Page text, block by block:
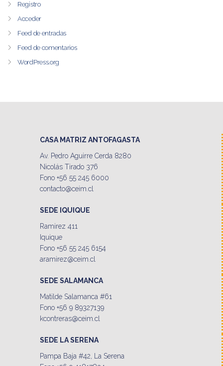
Registro
Acceder
Feed de entradas
Feed de comentarios
WordPress.org
CASA MATRIZ ANTOFAGASTA
Av. Pedro Aguirre Cerda 8280
Nicolás Tirado 376
Fono +56 55 245 6000
contacto@ceim.cl
SEDE IQUIQUE
Ramirez 411
Iquique
Fono +56 55 245 6154
aramirez@ceim.cl
SEDE SALAMANCA
Matilde Salamanca #61
Fono +56 9 89327139
kcontreras@ceim.cl
SEDE LA SERENA
Pampa Baja #42, La Serena